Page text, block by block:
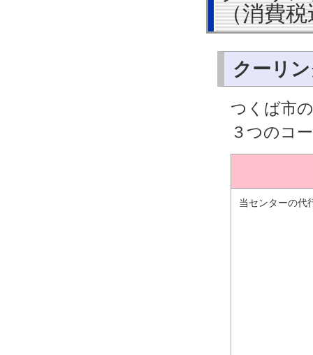
（消費税
クーリ
つくば市
３つのコ
当センターの代